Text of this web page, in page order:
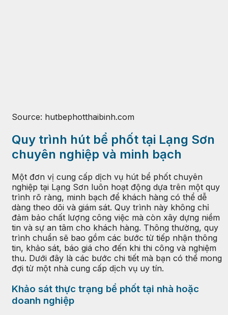
Source: hutbephotthaibinh.com
Quy trình hút bể phốt tại Lạng Sơn
chuyên nghiệp và minh bạch
Một đơn vị cung cấp dịch vụ hút bể phốt chuyên
nghiệp tại Lạng Sơn luôn hoạt động dựa trên một quy
trình rõ ràng, minh bạch để khách hàng có thể dễ
dàng theo dõi và giám sát. Quy trình này không chỉ
đảm bảo chất lượng công việc mà còn xây dựng niềm
tin và sự an tâm cho khách hàng. Thông thường, quy
trình chuẩn sẽ bao gồm các bước từ tiếp nhận thông
tin, khảo sát, báo giá cho đến khi thi công và nghiệm
thu. Dưới đây là các bước chi tiết mà bạn có thể mong
đợi từ một nhà cung cấp dịch vụ uy tín.
Khảo sát thực trạng bể phốt tại nhà hoặc
doanh nghiệp